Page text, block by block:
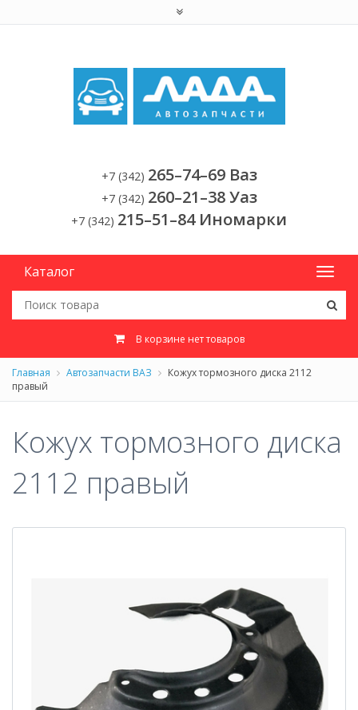
+7 (342) 265–74–69 Ваз
+7 (342) 260–21–38 Уаз
+7 (342) 215–51–84 Иномарки
Каталог
В корзине нет товаров
Главная Автозапчасти ВАЗ
Кожух тормозного диска 2112
правый
Кожух тормозного диска
2112 правый